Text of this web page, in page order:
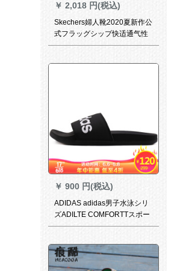
￥ 2,018 円(税込)
Skechers婦人靴2020夏新作公
式フラッグシップ快适通气性
カージュブーツシンプ軽い量
￥ 900 円(税込)
ADIDAS adidas男子水泳シリ
ズADILTE COMFORTTスポー
ツスポーツツサルB 4207 40.5